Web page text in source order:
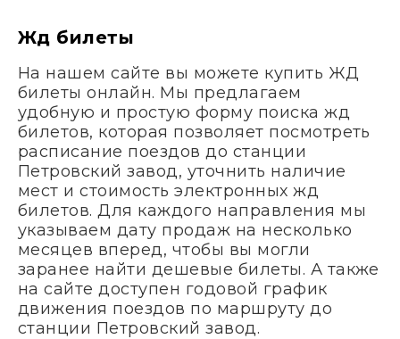
Жд билеты
На нашем сайте вы можете купить ЖД
билеты онлайн. Мы предлагаем
удобную и простую форму поиска жд
билетов, которая позволяет посмотреть
расписание поездов до станции
Петровский завод, уточнить наличие
мест и стоимость электронных жд
билетов. Для каждого направления мы
указываем дату продаж на несколько
месяцев вперед, чтобы вы могли
заранее найти дешевые билеты. А также
на сайте доступен годовой график
движения поездов по маршруту до
станции Петровский завод.